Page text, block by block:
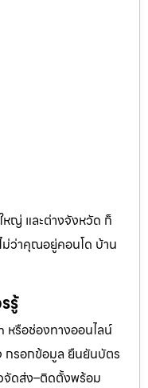
หญ่ และต่างจังหวัด ก็
ม่ว่าคุณอยู่คอนโด บ้าน
รู้
รือช่องทางออนไลน์
กรอกข้อมูล ยืนยันบัตร
จัดส่ง–ติดตั้งพร้อม